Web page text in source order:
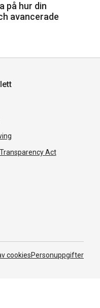
på hur din
avancerade
Act
cookiesPersonuppgifter